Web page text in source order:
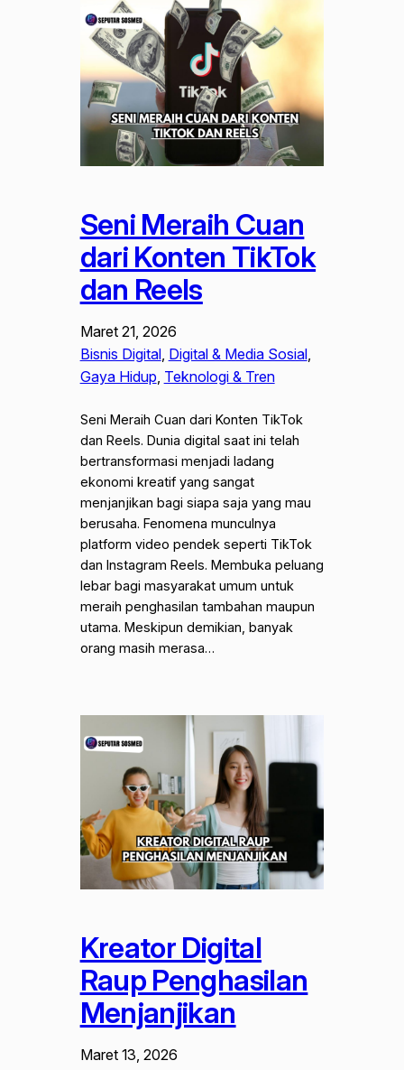
Seni Meraih Cuan
dari Konten TikTok
dan Reels
Maret 21, 2026
Bisnis Digital, Digital & Media Sosial
Gaya Hidup Teknologi & Tren
Seni Meraih Cuan dari Konten TikTok
dan Reels. Dunia digital saat ini telah
bertransformasi menjadi ladang
ekonomi kreatif yang sangat
menjanjikan bagi siapa saja yang mau
berusaha. Fenomena munculnya
platform video pendek seperti TikTok
dan Instagram Reels. Membuka peluang
lebar bagi masyarakat umum untuk
meraih penghasilan tambahan maupun
utama. Meskipun demikian, banyak
orang masih merasa…
Kreator Digital
Raup Penghasilan
Menjanjikan
Maret 13, 2026